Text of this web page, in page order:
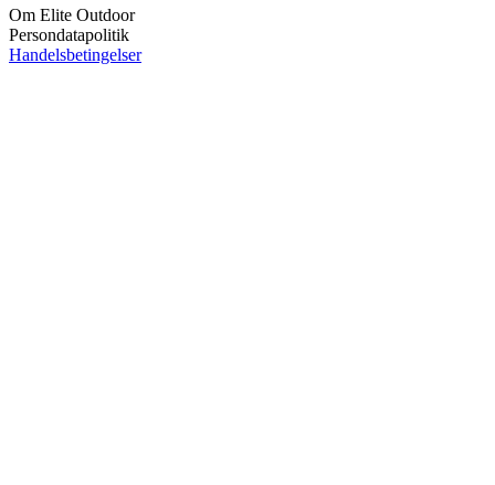
Om Elite Outdoor
Persondatapolitik
Handelsbetingelser